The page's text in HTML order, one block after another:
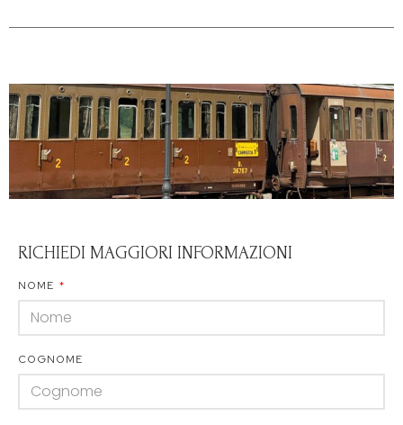
RICHIEDI MAGGIORI INFORMAZIONI
NOME
COGNOME